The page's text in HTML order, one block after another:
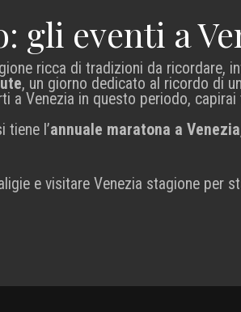
gli eventi a
ricca di tradizioni da
, un giorno dedicato al ricordo di
a Venezia in questo periodo,
tiene l’annuale maratona a Venezia
e visitare Venezia stagione per